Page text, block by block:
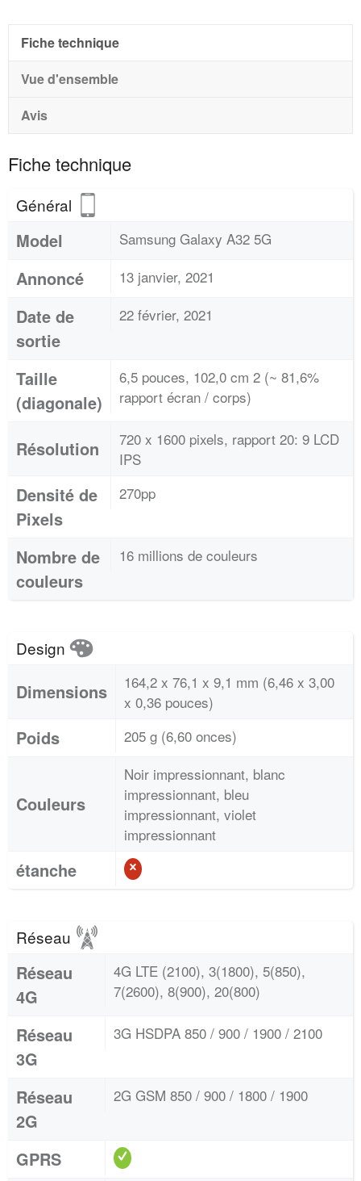
Fiche technique
Vue d'ensemble
Avis
Fiche technique
Général
Model Samsung Galaxy A32 5G
Annoncé 13 janvier, 2021
Date de
sortie
22 février, 2021
Taille
(diagonale)
6,5 pouces, 102,0 cm 2 (~ 81,6%
rapport écran / corps)
Résolution
720 x 1600 pixels, rapport 20: 9 LCD
IPS
Densité de
Pixels
270pp
Nombre de
couleurs
16 millions de couleurs
Design
Dimensions
164,2 x 76,1 x 9,1 mm (6,46 x 3,00
x 0,36 pouces)
Poids 205 g (6,60 onces)
Couleurs
Noir impressionnant, blanc
impressionnant, bleu
impressionnant, violet
impressionnant
étanche
Réseau
Réseau
4G
4G LTE (2100), 3(1800), 5(850),
7(2600), 8(900), 20(800)
Réseau
3G
3G HSDPA 850 / 900 / 1900 / 2100
Réseau
2G
2G GSM 850 / 900 / 1800 / 1900
GPRS